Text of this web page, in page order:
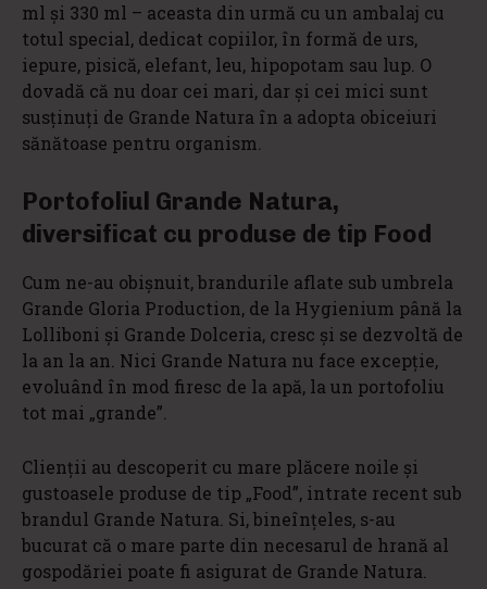
ml și 330 ml – aceasta din urmă cu un ambalaj cu
totul special, dedicat copiilor, în formă de urs,
iepure, pisică, elefant, leu, hipopotam sau lup. O
dovadă că nu doar cei mari, dar și cei mici sunt
susținuți de Grande Natura în a adopta obiceiuri
sănătoase pentru organism.
Portofoliul Grande Natura,
diversificat cu produse de tip Food
Cum ne-au obișnuit, brandurile aflate sub umbrela
Grande Gloria Production, de la Hygienium până la
Lolliboni și Grande Dolceria, cresc și se dezvoltă de
la an la an. Nici Grande Natura nu face excepție,
evoluând în mod firesc de la apă, la un portofoliu
tot mai „grande”.
Clienții au descoperit cu mare plăcere noile și
gustoasele produse de tip „Food”, intrate recent sub
brandul Grande Natura. Si, bineînțeles, s-au
bucurat că o mare parte din necesarul de hrană al
gospodăriei poate fi asigurat de Grande Natura.